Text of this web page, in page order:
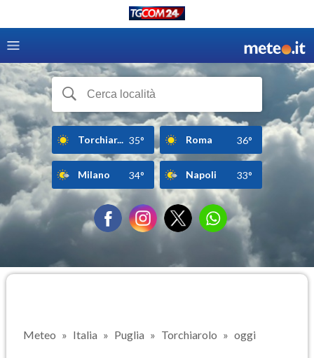
Torchiar... 35° Roma 36°
Milano 34° Napoli 33°
Meteo Italia Puglia Torchiarolo oggi